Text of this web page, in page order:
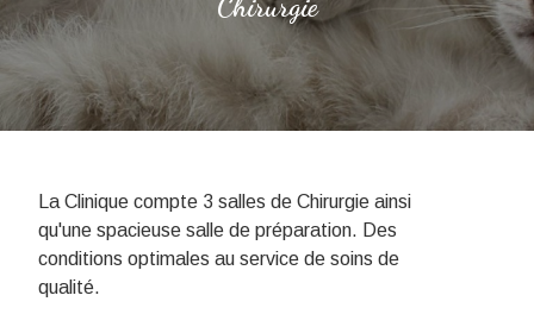
La Clinique compte 3 salles de Chirurgie ainsi
qu'une spacieuse salle de préparation. Des
conditions optimales au service de soins de
qualité.